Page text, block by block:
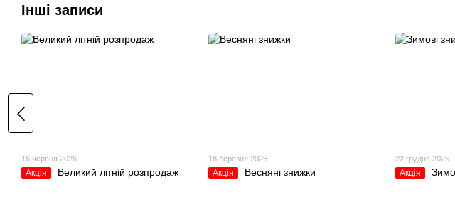
Інші записи
16 червня 2026
Акція Великий літній розпродаж
18 березня 2026
Акція Весняні знижки
22 грудня 2025
Акція